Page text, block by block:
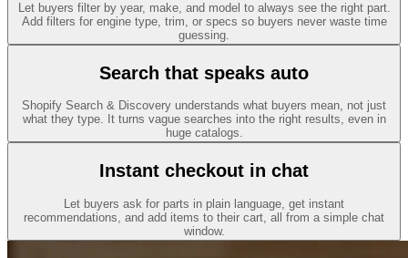
Let buyers filter by year, make, and model to always see the right part.
Add filters for engine type, trim, or specs so buyers never waste time
guessing.
Search that speaks auto
Shopify Search & Discovery understands what buyers mean, not just
what they type. It turns vague searches into the right results, even in
huge catalogs.
Instant checkout in chat
Let buyers ask for parts in plain language, get instant
recommendations, and add items to their cart, all from a simple chat
window.